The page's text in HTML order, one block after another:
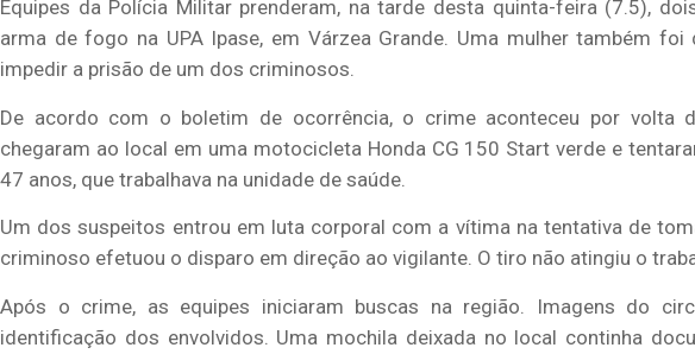
Equipes da Polícia Militar prenderam, na tarde desta quinta-feira (7.5),
arma de fogo na UPA Ipase, em Várzea Grande. Uma mulher também
impedir a prisão de um dos criminosos.
De acordo com o boletim de ocorrência, o crime aconteceu por volta
chegaram ao local em uma motocicleta Honda CG 150 Start verde e
47 anos, que trabalhava na unidade de saúde.
Um dos suspeitos entrou em luta corporal com a vítima na tentativa de
criminoso efetuou o disparo em direção ao vigilante. O tiro não atingiu o
Após o crime, as equipes iniciaram buscas na região. Imagens do
identificação dos envolvidos. Uma mochila deixada no local continha